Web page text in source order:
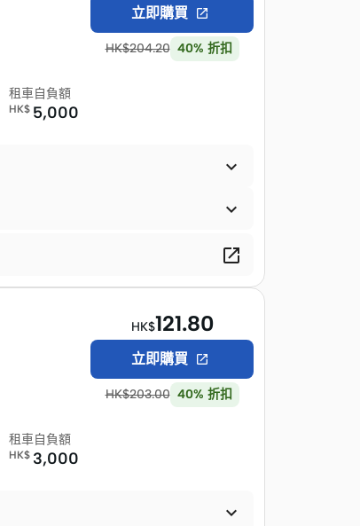
立即購買 
HK$204.20 40% 折扣
租車自負額
HK$ 5,000



HK$121.80
立即購買 
HK$203.00 40% 折扣
租車自負額
HK$ 3,000
